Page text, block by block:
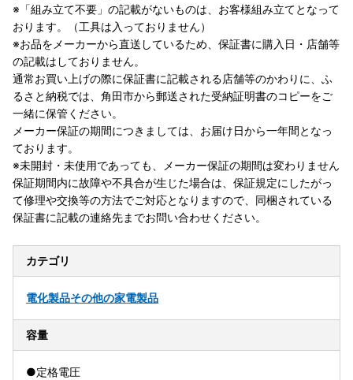
※「組み立て不要」の記載がないものは、お客様組み立てとなって
おります。（工具は入っておりません）
※お品をメーカーから直送しているため、保証書に購入日・店舗等
の記載はしておりません。
通常お買い上げの際に保証書に記載される店舗等のかわりに、ふ
るさと納税では、角田市から郵送された受納証明書のコピーをご
一緒に保管ください。
メーカー保証の期間につきましては、お届け日から一年間となっ
ております。
※未開封・未使用であっても、メーカー保証の期間は変わりません
保証期間内に故障や不具合が生じた場合は、保証規定にしたがっ
て修理や交換等の方法でご対応となりますので、同梱されている
保証書に記載の連絡先までお問い合わせください。
カテゴリ
電化製品その他の家電製品
容量
●定格電圧